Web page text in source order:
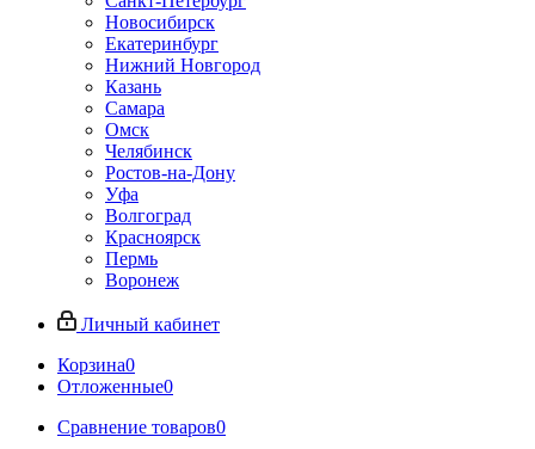
Новосибирск
Екатеринбург
Нижний Новгород
Казань
Самара
Омск
Челябинск
Ростов-на-Дону
Уфа
Волгоград
Красноярск
Пермь
Воронеж
Личный кабинет
Корзина0
Отложенные0
Сравнение товаров0